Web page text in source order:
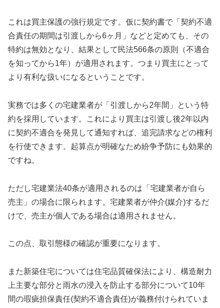
これは買主保護の強行規定です。仮に契約書で「契約不適
合責任の期間は引渡しから6ヶ月」などと定めても、その
特約は無効となり、結果として民法566条の原則（不適合
を知ってから1年）が適用されます。つまり買主にとって
より有利な扱いになるということです。
実務では多くの宅建業者が「引渡しから2年間」という特
約を採用しています。これにより買主は引渡し後2年以内
に契約不適合を発見して通知すれば、追完請求などの権利
を行使できます。起算点が明確なため紛争予防にも効果的
ですね。
ただし宅建業法40条が適用されるのは「宅建業者が自ら
売主」の場合に限られます。宅建業者が仲介(媒介)するだ
けで、売主が個人である場合は適用されません。
この点、取引態様の確認が重要になります。
また新築住宅については住宅品質確保法により、構造耐力
上主要な部分と雨水の浸入を防止する部分について10年
間の瑕疵担保責任(契約不適合責任)が義務付けられていま